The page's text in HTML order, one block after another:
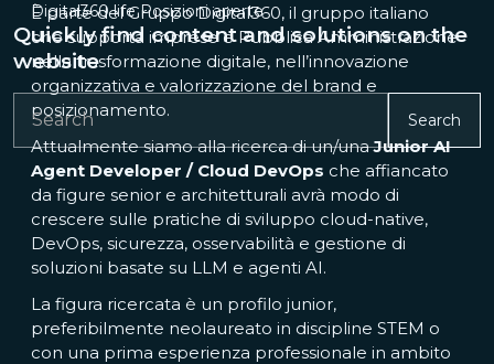
Digital360 life Posizioni aperte
Quickly find content and solutions on the
website
Search
È parte del Gruppo Digital360, il gruppo italiano
che supporta imprese e Pubblica Amministrazione
nella trasformazione digitale, nell’innovazione
organizzativa e valorizzazione del brand e
posizionamento.
Attualmente siamo alla ricerca di un/una Junior AI
Agent Developer / Cloud DevOps che affiancato
da figure senior e architetturali avrà modo di
crescere sulle pratiche di sviluppo cloud-native,
DevOps, sicurezza, osservabilità e gestione di
soluzioni basate su LLM e agenti AI.
La figura ricercata è un profilo junior,
preferibilmente neolaureato in discipline STEM o
con una prima esperienza professionale in ambito